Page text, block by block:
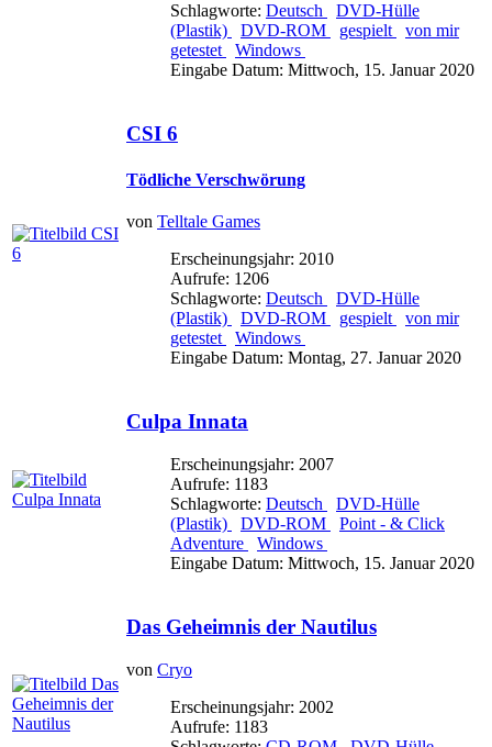
Schlagworte: Deutsch
DVD-Hülle
(Plastik)
DVD-ROM gespielt
von mir
getestet
Windows
Eingabe Datum: Mittwoch, 15. Januar 2020
CSI 6
Tödliche Verschwörung
von Telltale Games
Erscheinungsjahr: 2010
Aufrufe: 1206
Schlagworte: Deutsch
DVD-Hülle
(Plastik)
DVD-ROM gespielt
von mir
getestet
Windows
Eingabe Datum: Montag, 27. Januar 2020
Culpa Innata
Erscheinungsjahr: 2007
Aufrufe: 1183
Schlagworte: Deutsch
DVD-Hülle
(Plastik)
DVD-ROM
Point - & Click
Adventure
Windows
Eingabe Datum: Mittwoch, 15. Januar 2020
Das Geheimnis der Nautilus
von Cryo
Erscheinungsjahr: 2002
Aufrufe: 1183